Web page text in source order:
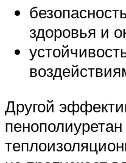
здоровья и
Другой